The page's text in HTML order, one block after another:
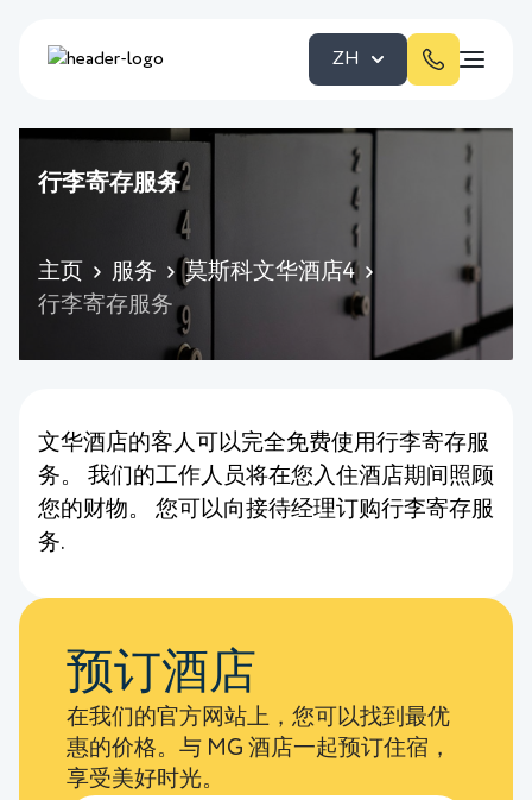
ZH
行李寄存服务
主页 服务
莫斯科文华酒店4
行李寄存服务
文华酒店的客人可以完全免费使用行李寄存服
务。 我们的工作人员将在您入住酒店期间照顾
您的财物。 您可以向接待经理订购行李寄存服
务.
预订酒店
在我们的官方网站上，您可以找到最优
惠的价格。与 MG 酒店一起预订住宿，
享受美好时光。